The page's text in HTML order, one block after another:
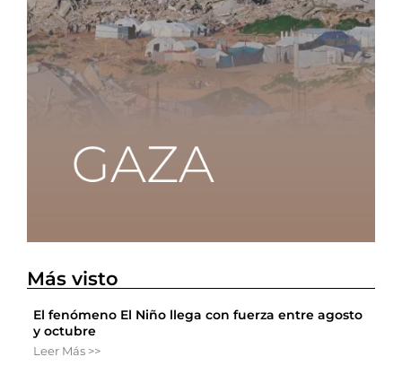
Más visto
El fenómeno El Niño llega con fuerza entre agosto
y octubre
Leer Más >>